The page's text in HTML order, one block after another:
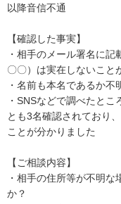
以降音信不通
【確認した事実】
・相手のメール署名に
〇〇）は実在しないこと
・名前も本名であるか不
・SNSなどで調べたと
とも3名確認されており
ことが分かりました
【ご相談内容】
・相手の住所等が不明
か？